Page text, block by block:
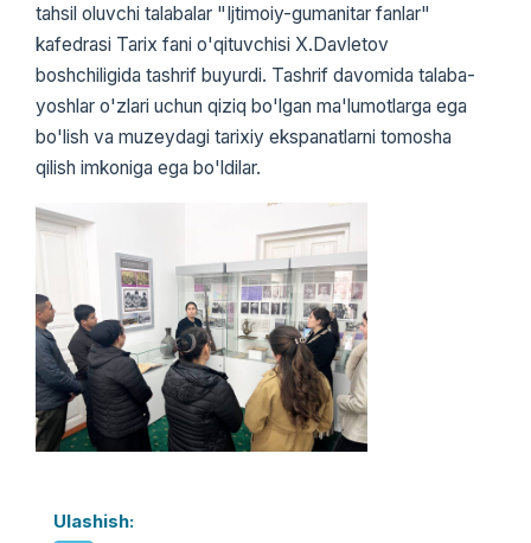
tahsil oluvchi talabalar "Ijtimoiy-gumanitar fanlar"
kafedrasi Tarix fani o'qituvchisi X.Davletov
boshchiligida tashrif buyurdi. Tashrif davomida talaba-
yoshlar o'zlari uchun qiziq bo'lgan ma'lumotlarga ega
bo'lish va muzeydagi tarixiy ekspanatlarni tomosha
qilish imkoniga ega bo'ldilar.
Ulashish: